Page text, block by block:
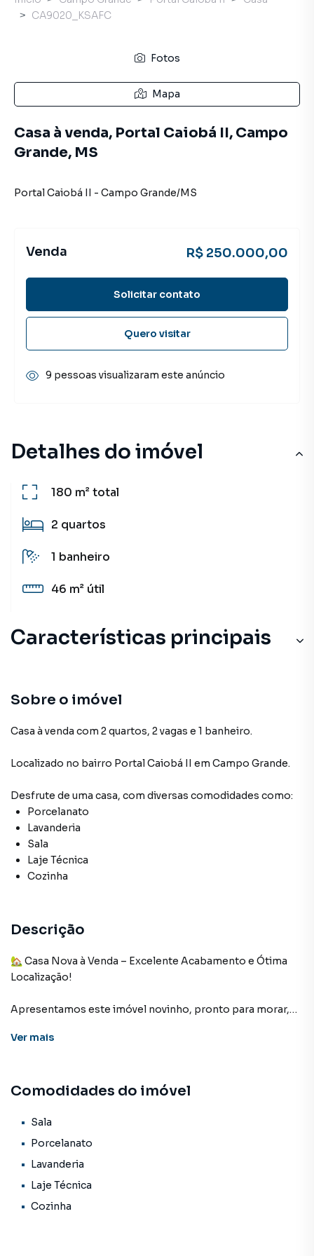
Detalhes do imóvel
180 m²total
2 quartos
1 banheiro
46 m² útil
Características principais
Sobre o imóvel
Casa à venda com 2 quartos, 2 vagas e 1 banheiro.
Localizado no bairro Portal Caiobá II em Campo Grande.
Desfrute de uma casa, com diversas comodidades como:
Porcelanato
Lavanderia
Sala
Laje Técnica
Cozinha
Descrição
🏡 Casa Nova à Venda – Excelente Acabamento e Ótima
Localização!
Apresentamos este imóvel novinho, pronto para morar,
bairros Caiobá e Riviera Park, uma região em constante
Terreno: 180 m²
Área construída: 46 m²
Casa nova, moderna e muito bem acabada
Ver mais
Comodidades do imóvel
Sala
Porcelanato
Lavanderia
Laje Técnica
Cozinha
CA9020_KSAFC
Fotos
Mapa
Casa à venda, Portal Caiobá II, Campo
Grande, MS
Portal Caiobá II - Campo Grande/MS
Venda R$ 250.000,00
Solicitar contato
Quero visitar
9 pessoas visualizaram este anúncio